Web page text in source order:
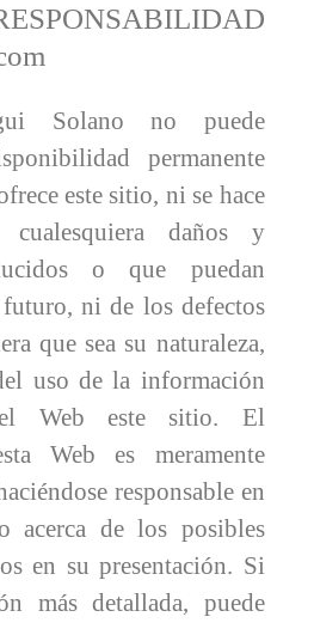
Solano no puede
permanente
este sitio, ni se hace
cualesquiera daños y
o que puedan
ni de los defectos
que sea su naturaleza,
uso de la información
Web este sitio. El
Web es meramente
responsable en
acerca de los posibles
en su presentación. Si
más detallada, puede